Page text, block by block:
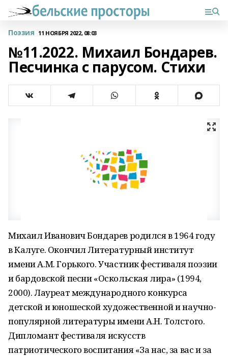
Поэзия 11 НОЯБРЯ 2022, 08:03
№11.2022. Михаил Бондарев.
Песчинка с парусом. Стихи
Михаил Иванович Бондарев родился в 1964 году
в Калуге. Окончил Литературный институт
имени А.М. Горького. Участник фестиваля поэзии
и бардовской песни «Оскольская лира» (1994,
2000). Лауреат международного конкурса
детской и юношеской художественной и научно-
популярной литературы имени А.Н. Толстого.
Дипломант фестиваля искусств
патриотического воспитания «За нас, за вас и за